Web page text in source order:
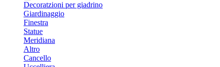
Decoratzioni per giadrino
Giardinaggio
Finestra
Statue
Meridiana
Altro
Cancello